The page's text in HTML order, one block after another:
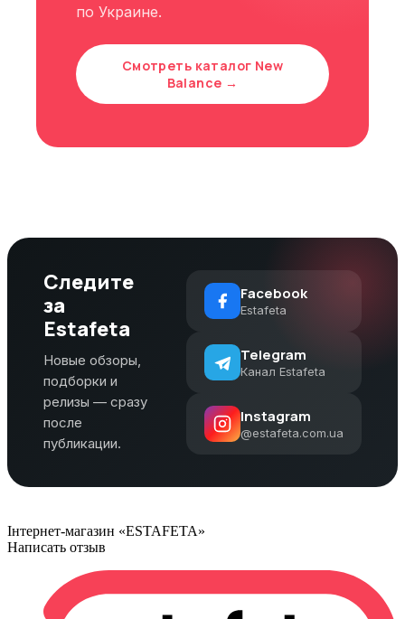
по Украине.
Смотреть каталог New
Balance →
Следите
за
Estafeta
Новые обзоры,
подборки и
релизы — сразу
после
публикации.
Facebook
Estafeta
Telegram
Канал Estafeta
Instagram
@estafeta.com.ua
Інтернет-магазин «ESTAFETA»
Написать отзыв